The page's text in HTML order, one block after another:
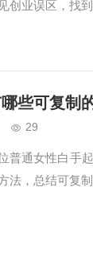
创业误区，找
些可复制
29
普通女性白手
法，总结可复